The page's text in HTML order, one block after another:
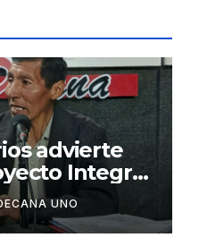
advierte
Integral
para
UNO